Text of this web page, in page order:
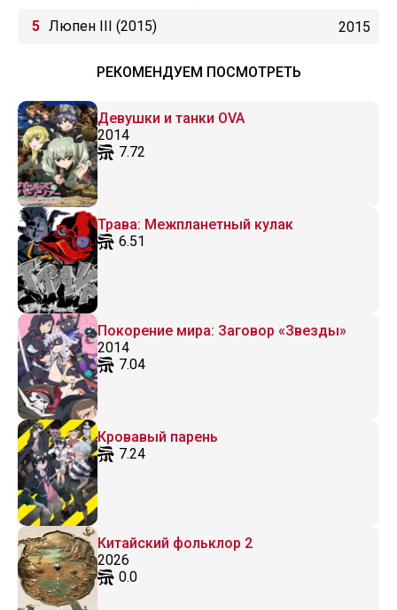
Люпен III (2015) 2015
РЕКОМЕНДУЕМ ПОСМОТРЕТЬ
Девушки и танки OVA
2014
7.72
Трава: Межпланетный кулак
6.51
Покорение мира: Заговор «Звезды»
2014
7.04
Кровавый парень
7.24
Китайский фольклор 2
2026
0.0